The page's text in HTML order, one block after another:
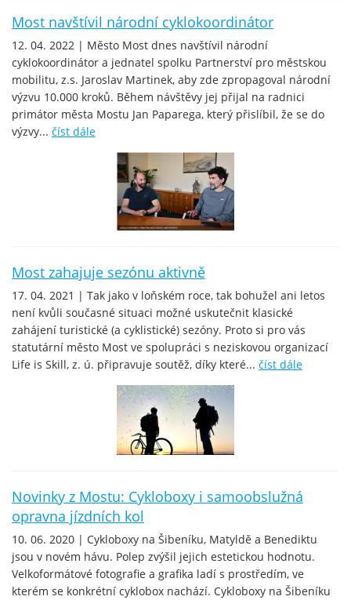
Most navštívil národní cyklokoordinátor
12. 04. 2022 | Město Most dnes navštívil národní
cyklokoordinátor a jednatel spolku Partnerství pro městskou
mobilitu, z.s. Jaroslav Martinek, aby zde zpropagoval národní
výzvu 10.000 kroků. Během návštěvy jej přijal na radnici
primátor města Mostu Jan Paparega, který přislíbil, že se do
výzvy... číst dále
Most zahajuje sezónu aktivně
17. 04. 2021 | Tak jako v loňském roce, tak bohužel ani letos
není kvůli současné situaci možné uskutečnit klasické
zahájení turistické (a cyklistické) sezóny. Proto si pro vás
statutární město Most ve spolupráci s neziskovou organizací
Life is Skill, z. ú. připravuje soutěž, díky které... číst dále
Novinky z Mostu: Cykloboxy i samoobslužná
opravna jízdních kol
10. 06. 2020 | Cykloboxy na Šibeníku, Matyldě a Benediktu
jsou v novém hávu. Polep zvýšil jejich estetickou hodnotu.
Velkoformátové fotografie a grafika ladí s prostředím, ve
kterém se konkrétní cyklobox nachází. Cykloboxy na Šibeníku